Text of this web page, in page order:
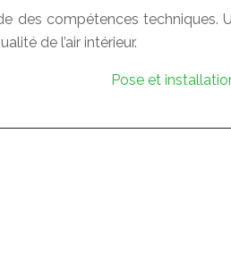
des compétences
de l’air intérieur.
Pose et